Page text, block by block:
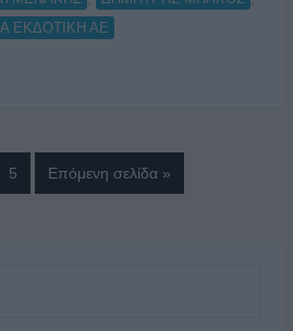
ΕΚΔΟΤΙΚΗ ΑΕ
5 Επόμενη σελίδα »